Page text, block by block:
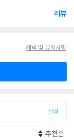
리뷰
혜택 및 유의사항
설정
추천순